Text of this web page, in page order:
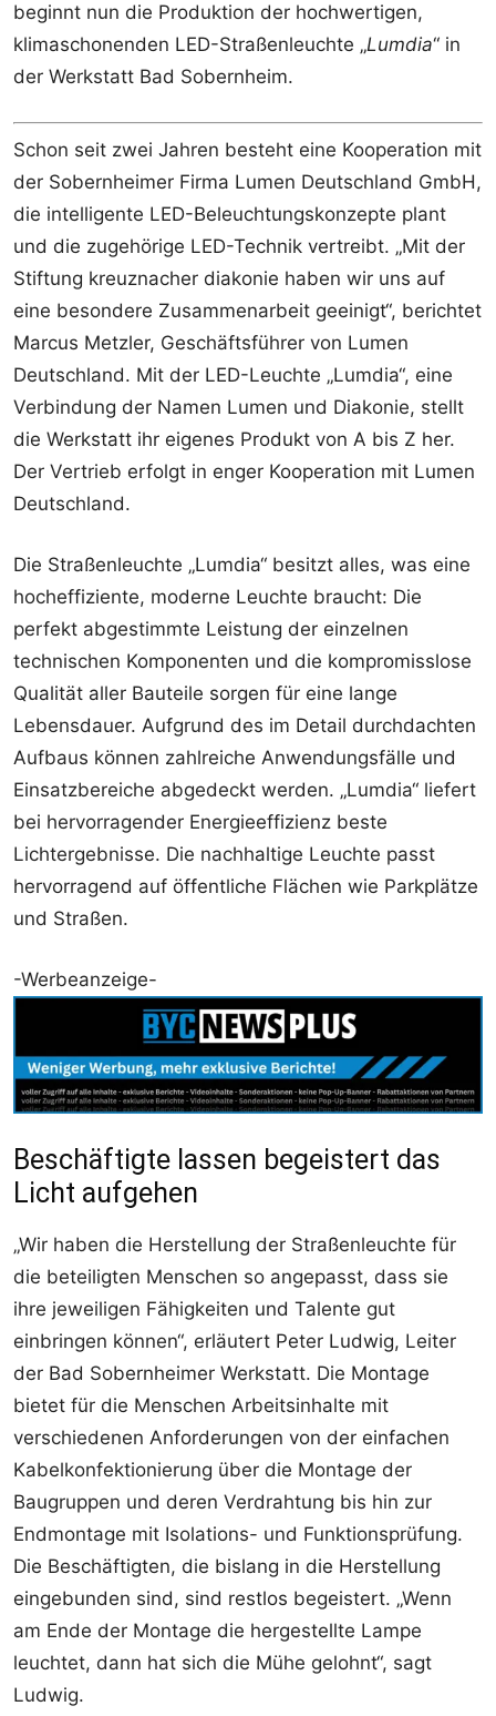
beginnt nun die Produktion der hochwertigen,
klimaschonenden LED-Straßenleuchte „Lumdia“ in
der Werkstatt Bad Sobernheim.
Schon seit zwei Jahren besteht eine Kooperation mit
der Sobernheimer Firma Lumen Deutschland GmbH,
die intelligente LED-Beleuchtungskonzepte plant
und die zugehörige LED-Technik vertreibt. „Mit der
Stiftung kreuznacher diakonie haben wir uns auf
eine besondere Zusammenarbeit geeinigt“, berichtet
Marcus Metzler, Geschäftsführer von Lumen
Deutschland. Mit der LED-Leuchte „Lumdia“, eine
Verbindung der Namen Lumen und Diakonie, stellt
die Werkstatt ihr eigenes Produkt von A bis Z her.
Der Vertrieb erfolgt in enger Kooperation mit Lumen
Deutschland.
Die Straßenleuchte „Lumdia“ besitzt alles, was eine
hocheffiziente, moderne Leuchte braucht: Die
perfekt abgestimmte Leistung der einzelnen
technischen Komponenten und die kompromisslose
Qualität aller Bauteile sorgen für eine lange
Lebensdauer. Aufgrund des im Detail durchdachten
Aufbaus können zahlreiche Anwendungsfälle und
Einsatzbereiche abgedeckt werden. „Lumdia“ liefert
bei hervorragender Energieeffizienz beste
Lichtergebnisse. Die nachhaltige Leuchte passt
hervorragend auf öffentliche Flächen wie Parkplätze
und Straßen.
-Werbeanzeige-
Beschäftigte lassen begeistert das
Licht aufgehen
„Wir haben die Herstellung der Straßenleuchte für
die beteiligten Menschen so angepasst, dass sie
ihre jeweiligen Fähigkeiten und Talente gut
einbringen können“, erläutert Peter Ludwig, Leiter
der Bad Sobernheimer Werkstatt. Die Montage
bietet für die Menschen Arbeitsinhalte mit
verschiedenen Anforderungen von der einfachen
Kabelkonfektionierung über die Montage der
Baugruppen und deren Verdrahtung bis hin zur
Endmontage mit Isolations- und Funktionsprüfung.
Die Beschäftigten, die bislang in die Herstellung
eingebunden sind, sind restlos begeistert. „Wenn
am Ende der Montage die hergestellte Lampe
leuchtet, dann hat sich die Mühe gelohnt“, sagt
Ludwig.